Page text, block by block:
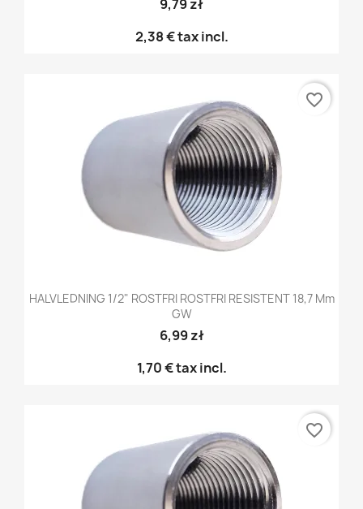
9,79 zł
2,38 €tax incl.
HALVLEDNING 1/2" ROSTFRI ROSTFRI RESISTENT 18,7 Mm
GW
6,99 zł
1,70 €tax incl.
favorite_border
favorite_border